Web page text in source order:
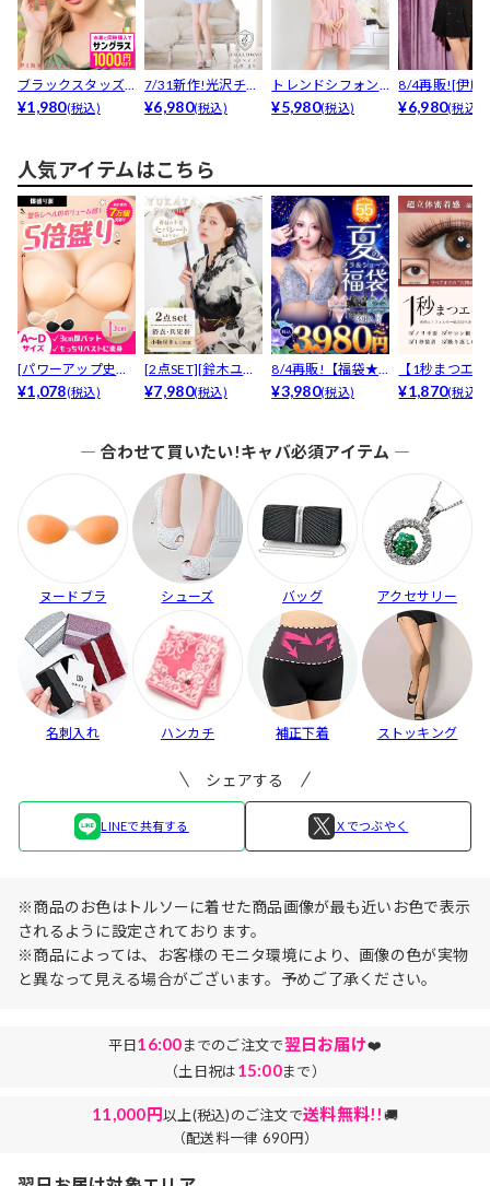
ブラックスタッズ
サングラス
¥1,980(税込)
7/31新作!光沢チュ
ール×アメスリ♪...
¥6,980(税込)
トレンドシフォン
袖×ネックチェーン
¥5,980(税込)
8/4再販![伊藤
着用]評判良き
¥6,980(税込)
人気アイテムはこちら
[パワーアップ史上
最強5倍盛りアップ
¥1,078(税込)
[2点SET][鈴木ユリ
ア(baby)...
¥7,980(税込)
8/4再販!【福袋★
ブラセット3点
¥3,980(税込)
【1秒まつエ
リュームタイ
¥1,870(税込)
― 合わせて買いたい!キャバ必須アイテム ―
ヌードブラ シューズ バッグ アクセサリー
名刺入れ ハンカチ 補正下着 ストッキング
シェアする
LINEで共有する Ｘでつぶやく
※商品のお色はトルソーに着せた商品画像が最も近いお色で表示
されるように設定されております。
※商品によっては、お客様のモニタ環境により、画像の色が実物
と異なって見える場合がございます。予めご了承ください。
平日16:00までのご注文で翌日お届け❤️
（土日祝は15:00まで）
11,000円以上(税込)のご注文で送料無料!!🚚
（配送料一律 690円）